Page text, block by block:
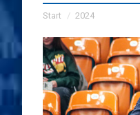
Sie befinden sich
Start 2024